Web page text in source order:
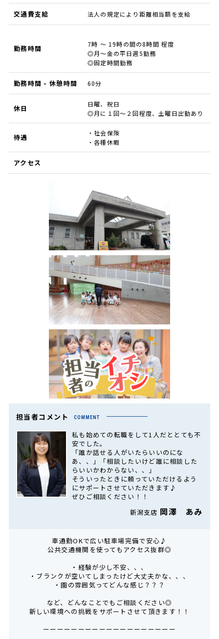
交通費支給 法人の規定により距離相当額を支給
勤務時間
7時 ～ 19時の間の8時間 程度
◎月～金の平日週5勤務
◎固定時間勤務
勤務時間 - 休憩時間 60分
休日
日曜、祝日
◎月に１回〜２回程度、土曜日出勤あり
待遇
・社会保険
・各種休暇
アクセス
担当者コメント COMMENT
私も始めての転職をして1人だととても不
安でした。
「誰か話せる人がいたらいいのにな
あ、、」「相談したいけど誰に相談した
らいいかわからない、、」
そういったときに頼っていただけるよう
にサポートさせていただきます♪
ぜひご相談ください！！
新潟支店 岡澤 あみ
車通勤OKで広い駐車場完備で安心♪
公共交通機関を使ってもアクセス抜群◎
・経験が少し不安、、、
・ブランクが空いてしまったけど大丈夫かな、、、
・園の雰囲気ってどんな感じ？？？
など、どんなことでもご相談ください◎
新しい環境への挑戦をサポートさせて頂きます！！
ーーーーーーーーーーーーーーーーーーー